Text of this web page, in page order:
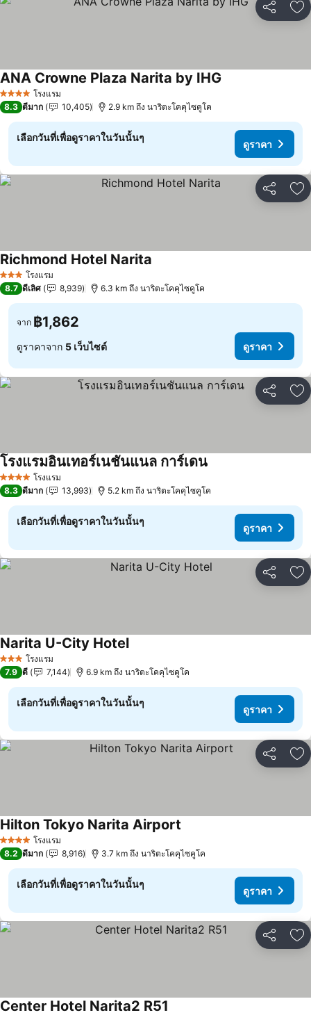
แชร์ เ
4 ดาว โรงแรม
ANA Crowne Plaza Narita by IHG
8.3 ดีมาก 10,405 2.9 km ถึง นาริตะโคคุไซคูโค
เลือกวันที่เพื่อดูราคาในวันนั้นๆ
ดูราคา
แชร์ เ
3 ดาว โรงแรม
Richmond Hotel Narita
8.7 ดีเลิศ 8,939 6.3 km ถึง นาริตะโคคุไซคูโค
จาก ฿1,862
ดูราคาจาก 5 เว็บไซต์ ดูราคา
แชร์ เ
4 ดาว โรงแรม
โรงแรมอินเทอร์เนชันแนล การ์เดนดูราคา
8.3 ดีมาก 13,993 5.2 km ถึง นาริตะโคคุไซคูโค
เลือกวันที่เพื่อดูราคาในวันนั้นๆ
ดูราคา
แชร์ เ
3 ดาว โรงแรม
Narita U-City Hotelดูราคา
7.9 ดี 7,144 6.9 km ถึง นาริตะโคคุไซคูโค
เลือกวันที่เพื่อดูราคาในวันนั้นๆ
ดูราคา
แชร์ เ
4 ดาว โรงแรม
Hilton Tokyo Narita Airport
8.2 ดีมาก 8,916 3.7 km ถึง นาริตะโคคุไซคูโค
เลือกวันที่เพื่อดูราคาในวันนั้นๆ
ดูราคา
แชร์ เ
Center Hotel Narita2 R51